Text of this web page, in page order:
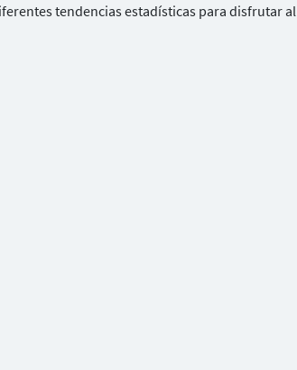
tendencias estadísticas para disfrutar al